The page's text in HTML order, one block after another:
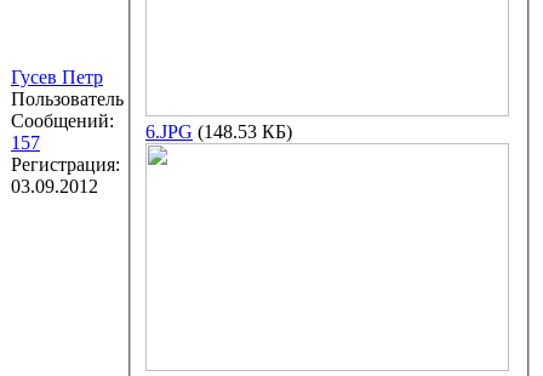
Гусев Петр
Пользователь
Сообщений:
157
Регистрация:
03.09.2012
6.JPG (148.53 КБ)